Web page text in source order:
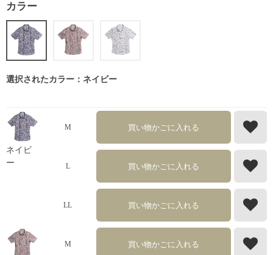
カラー
選択されたカラー：ネイビー
ネイビ
ー
M 買い物かごに入れる
L 買い物かごに入れる
LL 買い物かごに入れる
M 買い物かごに入れる